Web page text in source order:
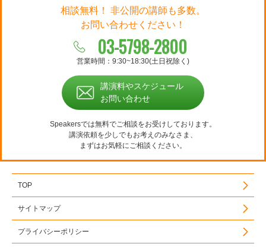
相談無料！ 非公開の講師も多数。
お問い合わせください！
03-5798-2800
営業時間：9:30~18:30(土日祝除く)
講演料やスケジュール
お問い合わせ
Speakersでは無料でご相談をお受けしております。
講演依頼を少しでもお考えのみなさま、
まずはお気軽にご相談ください。
TOP
サイトマップ
プライバシーポリシー